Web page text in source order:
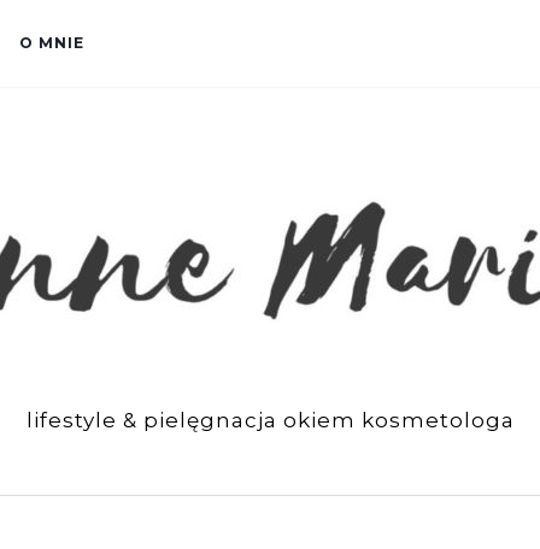
O MNIE
lifestyle & pielęgnacja okiem kosmetologa